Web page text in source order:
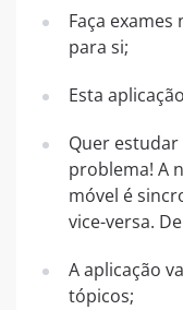
Faça
para si;
Esta
Quer estudar
problema! A
móvel é
vice-versa.
A aplicação
tópicos;